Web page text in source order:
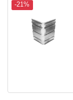
-21%